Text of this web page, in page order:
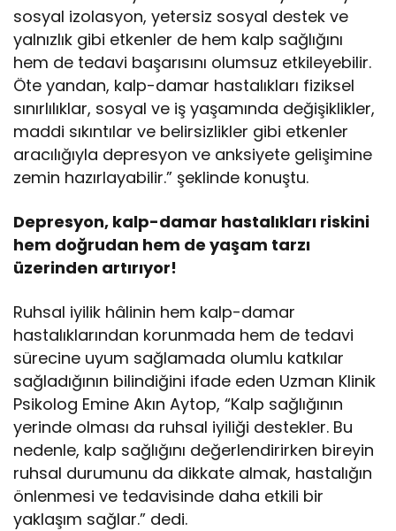
sosyal izolasyon, yetersiz sosyal destek ve
yalnızlık gibi etkenler de hem kalp sağlığını
hem de tedavi başarısını olumsuz etkileyebilir.
Öte yandan, kalp-damar hastalıkları fiziksel
sınırlılıklar, sosyal ve iş yaşamında değişiklikler,
maddi sıkıntılar ve belirsizlikler gibi etkenler
aracılığıyla depresyon ve anksiyete gelişimine
zemin hazırlayabilir.” şeklinde konuştu.
Depresyon, kalp-damar hastalıkları riskini
hem doğrudan hem de yaşam tarzı
üzerinden artırıyor!
Ruhsal iyilik hâlinin hem kalp-damar
hastalıklarından korunmada hem de tedavi
sürecine uyum sağlamada olumlu katkılar
sağladığının bilindiğini ifade eden Uzman Klinik
Psikolog Emine Akın Aytop, “Kalp sağlığının
yerinde olması da ruhsal iyiliği destekler. Bu
nedenle, kalp sağlığını değerlendirirken bireyin
ruhsal durumunu da dikkate almak, hastalığın
önlenmesi ve tedavisinde daha etkili bir
yaklaşım sağlar.” dedi.